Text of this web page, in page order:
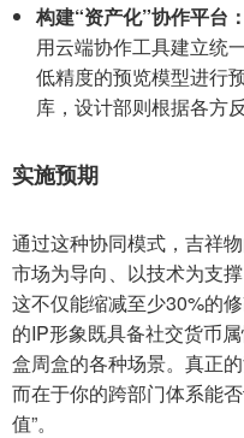
构建“资产化”协作平台：
用云端协作工具建立统
低精度的预览模型进行
库，设计部则根据各方
实施预期
通过这种协同模式，吉祥
市场为导向、以技术为支
这不仅能缩减至少30%的
的IP形象既具备社交货币
盒周盒的各种场景。真正
而在于你的跨部门体系能
值”。